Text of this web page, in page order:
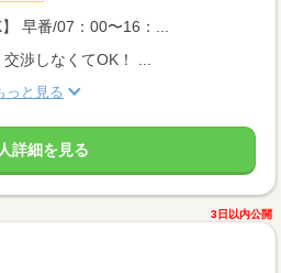
早番/07：00〜16：...
渉しなくてOK！ ...
っと見る
詳細を見る
3日以内公開